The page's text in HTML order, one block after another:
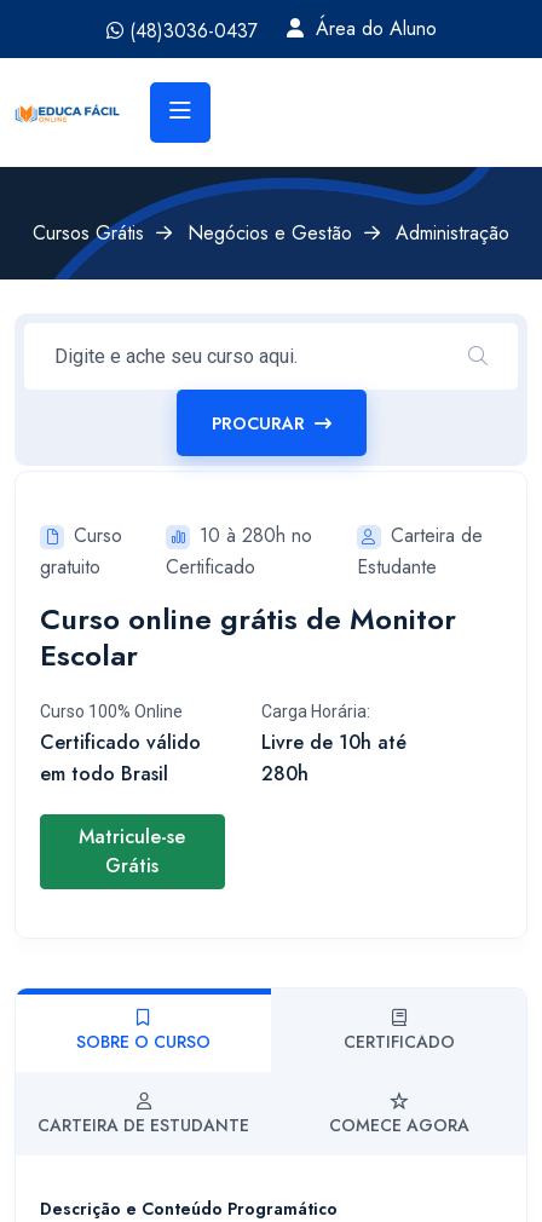
(48)3036-0437 Área do Aluno
Cursos Grátis Negócios e Gestão Administração
PROCURAR
Curso
gratuito
10 à 280h no
Certificado
Carteira de
Estudante
Curso online grátis de Monitor
Escolar
Curso 100% Online
Certificado válido
em todo Brasil
Carga Horária:
Livre de 10h até
280h
Matricule-se
Grátis
SOBRE O CURSO CERTIFICADO
CARTEIRA DE ESTUDANTE COMECE AGORA
Descrição e Conteúdo Programático